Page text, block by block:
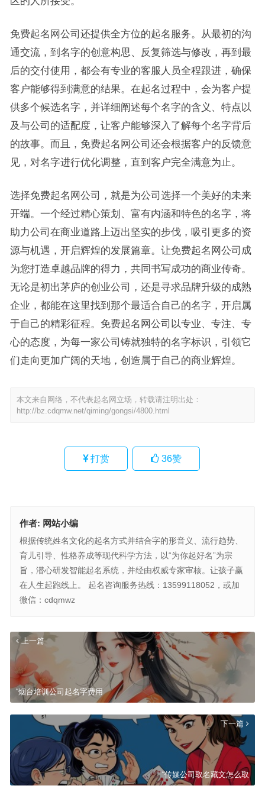
免费起名网公司还提供全方位的起名服务。从最初的沟
通交流，到名字的创意构思、反复筛选与修改，再到最
后的交付使用，都会有专业的客服人员全程跟进，确保
客户能够得到满意的结果。在起名过程中，会为客户提
供多个候选名字，并详细阐述每个名字的含义、特点以
及与公司的适配度，让客户能够深入了解每个名字背后
的故事。而且，免费起名网公司还会根据客户的反馈意
见，对名字进行优化调整，直到客户完全满意为止。
选择免费起名网公司，就是为公司选择一个美好的未来
开端。一个经过精心策划、富有内涵和特色的名字，将
助力公司在商业道路上迈出坚实的步伐，吸引更多的资
源与机遇，开启辉煌的发展篇章。让免费起名网公司成
为您打造卓越品牌的得力，共同书写成功的商业传奇。
无论是初出茅庐的创业公司，还是寻求品牌升级的成熟
企业，都能在这里找到那个最适合自己的名字，开启属
于自己的精彩征程。免费起名网公司以专业、专注、专
心的态度，为每一家公司铸就独特的名字标识，引领它
们走向更加广阔的天地，创造属于自己的商业辉煌。
本文来自网络，不代表起名网立场，转载请注明出处：
http://bz.cdqmw.net/qiming/gongsi/4800.html
打赏 36赞
作者: 网站小编
根据传统姓名文化的起名方式并结合字的形音义、流行趋势、
育儿引导、性格养成等现代科学方法，以“为你起好名”为宗
旨，潜心研发智能起名系统，并经由权威专家审核。让孩子赢
在人生起跑线上。 起名咨询服务热线：13599118052，或加
微信：cdqmwz
上一篇
“烟台培训公司起名字费用
下一篇
“传媒公司取名藏文怎么取